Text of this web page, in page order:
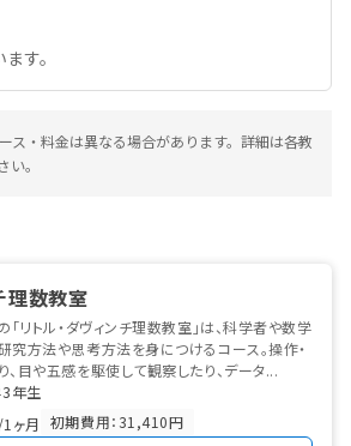
す。
ス・料金は異なる場合があります。詳細は各教
。
理数教室
「リトル・ダヴィンチ理数教室」は、科学者や数学
究方法や思考方法を身につけるコース。操作・
目や五感を駆使して観察したり、データ...
年生
/1ヶ月 初期費用：31,410円